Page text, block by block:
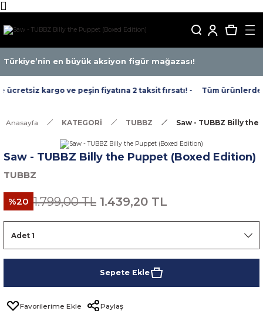
Türkiye’nin en büyük aksiyon figür mağazası!
kargo ve peşin fiyatına 2 taksit fırsatı! - Tüm ürünlerde
Anasayfa KATEGORİ TUBBZ Saw - TUBBZ Billy
Saw - TUBBZ Billy the Puppet (Boxed Edition)
TUBBZ
%20 1.799,00 TL 1.439,20 TL
Sepete Ekle
Paylaş